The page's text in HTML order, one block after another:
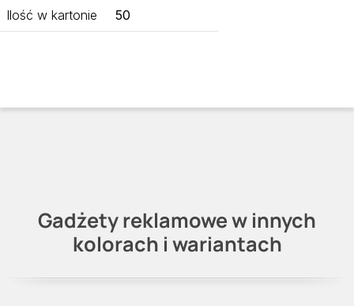
Ilość w kartonie 50
Gadżety reklamowe w innych
kolorach i wariantach